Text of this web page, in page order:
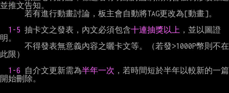
並推文告知。
1-5 抽卡文之發表，內文必須包含十連抽獎以上 ，並以圖證
明。
此限）
1-6
自介文更新需為半年一次 ，若時間短於半年以較新的一篇
開始刪除。